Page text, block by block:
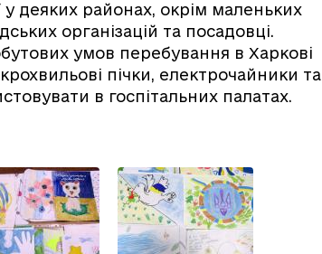
у деяких районах, окрім маленьких
організацій та посадовці.
умов перебування в Харкові
пічки, електрочайники та
в госпітальних палатах.